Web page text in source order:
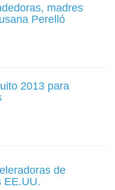
madres
Perelló
2013 para
de
EE.UU.